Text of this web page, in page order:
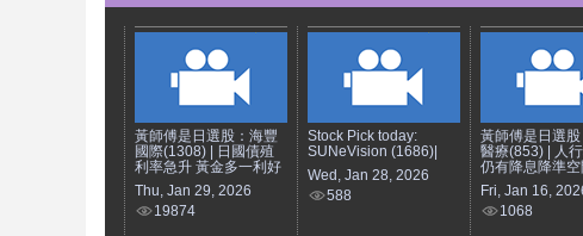
黃師傅是日選股：海豐
國際(1308) | 日國債殖
利率急升 黃金多一利好
Thu, Jan 29, 2026
19874
Stock Pick today:
SUNeVision (1686)|
Wed, Jan 28, 2026
588
黃師傅是日選
醫療(853) | 人
仍有降息降準空
Fri, Jan 16,
1068